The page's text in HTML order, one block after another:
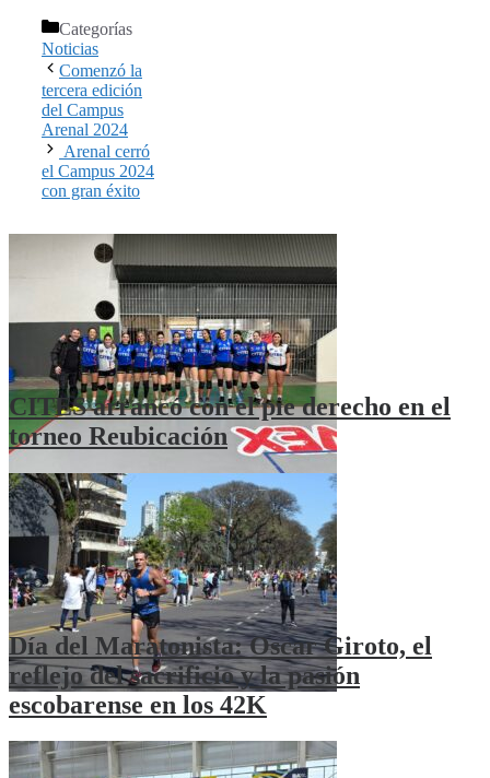
Categorías
Noticias
Comenzó la
tercera edición
del Campus
Arenal 2024
Arenal cerró
el Campus 2024
con gran éxito
CITES arrancó con el pie derecho en el
torneo Reubicación
Día del Maratonista: Oscar Giroto, el
reflejo del sacrificio y la pasión
escobarense en los 42K